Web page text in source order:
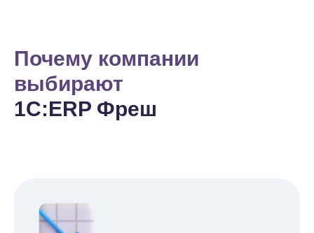
Почему компании
выбирают
1С:ERP Фреш